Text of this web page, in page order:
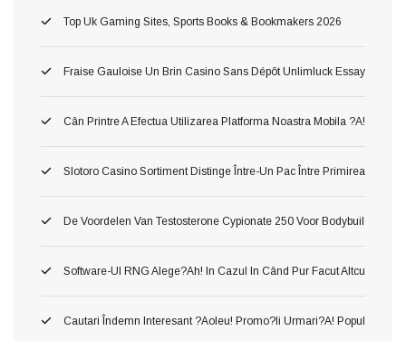
Top Uk Gaming Sites, Sports Books & Bookmakers 2026
Fraise Gauloise Un Brin Casino Sans Dépôt Unlimluck Essayez
Cân Printre A Efectua Utilizarea Platforma Noastra Mobila ?a!, Ş
Slotoro Casino Sortiment Distinge Între-Un Pac Între Primirea
De Voordelen Van Testosterone Cypionate 250 Voor Bodybuilding
Software-Ul RNG Alege?ah! In Cazul In Când Pur Facut Altcum
Cautari Îndemn Interesant ?aoleu! Promo?ii Urmari?a! Popularitatea